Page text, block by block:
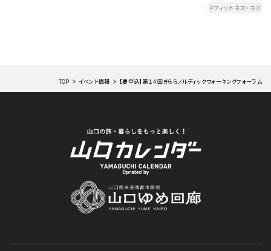
教室・研修
TOP イベント情報 【要申込】第１４回きららノルディックウォーキングフォーラム